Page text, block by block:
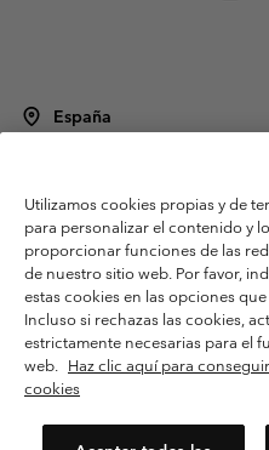
España
Condiciones de uso
Terminos de
Política de Privacidad
Términos y condiciones del
Términos De Uso Del Contenido
Impressum
Cookies Public CBCR
Servicio al cliente: Lu. - Vi. de 9:00
Utilizamos cookies propias y de
para personalizar el contenido y
proporcionar funciones de las
de nuestro sitio web. Por favor,
estas cookies en las opciones
Incluso si rechazas las cookies,
estrictamente necesarias para el
web. Haz clic aquí para
cookies
Selecciona tu
Compras